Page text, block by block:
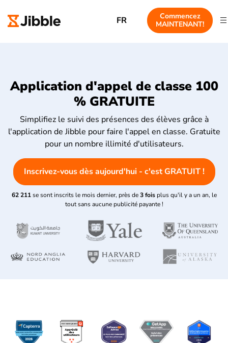
FR
Commencez
MAINTENANT!
Application d'appel de classe 100
% GRATUITE
Simplifiez le suivi des présences des élèves grâce à
l'application de Jibble pour faire l'appel en classe. Gratuite
pour un nombre illimité d'utilisateurs.
Inscrivez-vous dès aujourd'hui - c'est GRATUIT !
62 211 se sont inscrits le mois dernier, près de 3 fois plus qu'il y a un an, le
tout sans aucune publicité payante !